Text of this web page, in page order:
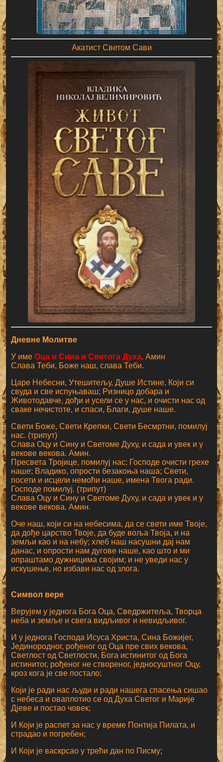
Акатист Светом Сави
Дневне Молитве
У имеОца и Сина и Светога Духа. Амин
Слава Теби, Боже наш, слава Теби.
Царе Небесни, Утешитељу, Душе Истине, Који си
свуда и све испуњаваш; Ризницо добара и
Животодавче, дођи и усели се у нас, и очисти нас од
сваке нечистоте, и спаси, Благи, душе наше.
Свети Боже, Свети Крепки, Свети Бесмртни, помилуј
нас. (трипут)
Слава Оцу и Сину и Светоме Духу, и сада и увек и у
векове векова. Амин.
Пресвета Тројице, помилуј нас; Господе очисти грехе
наше; Владико, опрости безакоња наша; Свети,
посети и исцели немоћи наше, имена Твога ради.
Господе помилуј. (трипут)
Слава Оцу и Сину и Светоме Духу, и сада и увек и у
векове векова. Амин.
Оче наш, који си на небесима, да се свети име Твоје,
да дође царство Твоје, да буде воља Твоја, и на
земљи као и на небу; хлеб наш насушни дај нам
данас, и опрости нам дугове наше, као што и ми
опраштамо дужницима својим; и не уведи нас у
искушење, но избави нас од злога.
Символ вере
Верујем у једнога Бога Оца, Сведржитеља, Творца
неба и земље и свега видљивог и невидљивог.
И у једнога Господа Исуса Христа, Сина Божијег,
Јединородног, рођеног од Оца пре свих векова,
Светлост од Светлости, Бога истинитог од Бога
истинитог, рођеног не створеног, једносуштног Оцу,
кроз кога је све постало;
Који је ради нас људи и ради нашега спасења сишао
с небеса и оваплотио се од Духа Светог и Марије
Дјеве и постао човек;
И Који је распет за нас у време Понтија Пилата, и
страдао и погребен;
И Који је васкрсао у трећи дан по Писму;